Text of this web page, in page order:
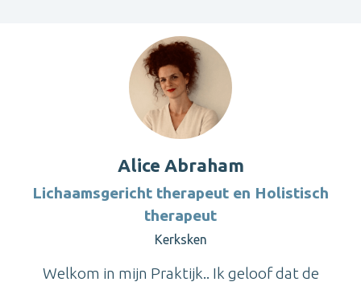
Alice Abraham
Lichaamsgericht therapeut en Holistisch
therapeut
Kerksken
Welkom in mijn Praktijk.. Ik geloof dat de